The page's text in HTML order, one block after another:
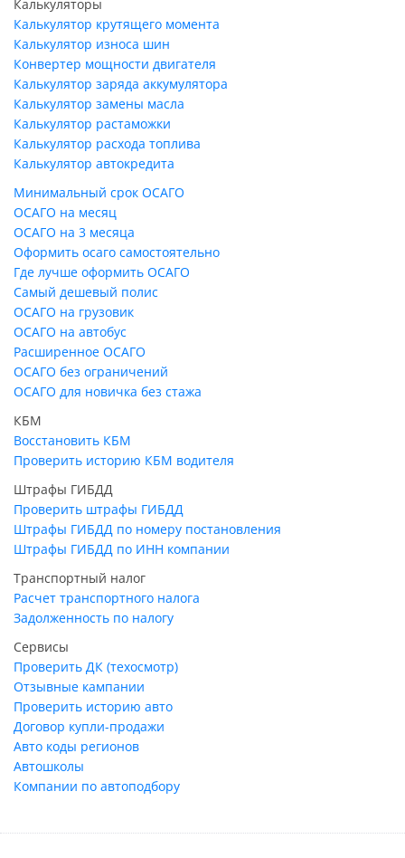
Калькуляторы
Калькулятор крутящего момента
Калькулятор износа шин
Конвертер мощности двигателя
Калькулятор заряда аккумулятора
Калькулятор замены масла
Калькулятор растаможки
Калькулятор расхода топлива
Калькулятор автокредита
Минимальный срок ОСАГО
ОСАГО на месяц
ОСАГО на 3 месяца
Оформить осаго самостоятельно
Где лучше оформить ОСАГО
Самый дешевый полис
ОСАГО на грузовик
ОСАГО на автобус
Расширенное ОСАГО
ОСАГО без ограничений
ОСАГО для новичка без стажа
КБМ
Восстановить КБМ
Проверить историю КБМ водителя
Штрафы ГИБДД
Проверить штрафы ГИБДД
Штрафы ГИБДД по номеру постановления
Штрафы ГИБДД по ИНН компании
Транспортный налог
Расчет транспортного налога
Задолженность по налогу
Сервисы
Проверить ДК (техосмотр)
Отзывные кампании
Проверить историю авто
Договор купли-продажи
Авто коды регионов
Автошколы
Компании по автоподбору